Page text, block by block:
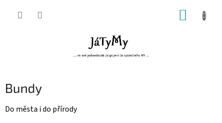
Bundy
Do města i do přírody